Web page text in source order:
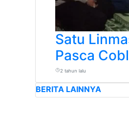
Satu
Pasca
2 tahun lalu
BERITA LAINNYA